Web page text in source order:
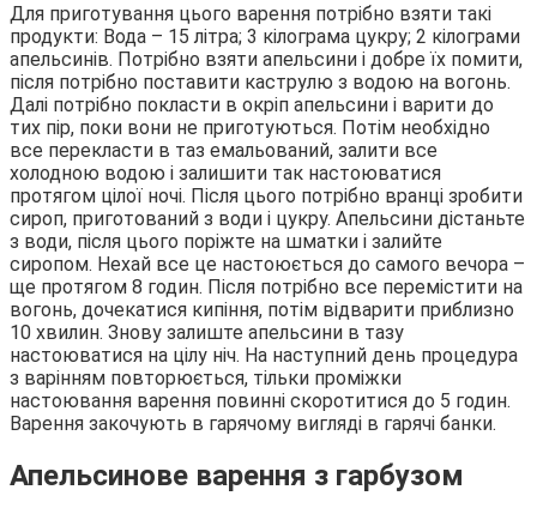
Для приготування цього варення потрібно взяти такі
продукти: Вода – 15 літра; 3 кілограма цукру; 2 кілограми
апельсинів. Потрібно взяти апельсини і добре їх помити,
після потрібно поставити каструлю з водою на вогонь.
Далі потрібно покласти в окріп апельсини і варити до
тих пір, поки вони не приготуються. Потім необхідно
все перекласти в таз емальований, залити все
холодною водою і залишити так настоюватися
протягом цілої ночі. Після цього потрібно вранці зробити
сироп, приготований з води і цукру. Апельсини дістаньте
з води, після цього поріжте на шматки і залийте
сиропом. Нехай все це настоюється до самого вечора –
ще протягом 8 годин. Після потрібно все перемістити на
вогонь, дочекатися кипіння, потім відварити приблизно
10 хвилин. Знову залиште апельсини в тазу
настоюватися на цілу ніч. На наступний день процедура
з варінням повторюється, тільки проміжки
настоювання варення повинні скоротитися до 5 годин.
Варення закочують в гарячому вигляді в гарячі банки.
Апельсинове варення з гарбузом